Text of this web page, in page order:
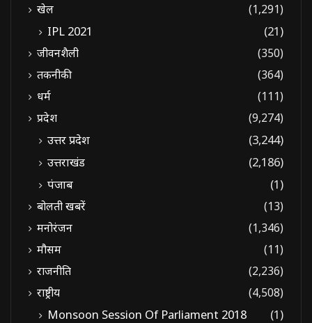
खेल
(1,291)
IPL 2021 (21)
जीवनशैली
(350)
तकनीकी
(364)
धर्म
(111)
प्रदेश
(9,274)
उत्तर प्रदेश
(3,244)
उत्तराखंड
(2,186)
पंजाब
(1)
बोलती खबरें
(13)
मनोरंजन
(1,346)
मौसम
(11)
राजनीति
(2,236)
राष्ट्रीय
(4,508)
Monsoon Session Of Parliament 2018
(1)